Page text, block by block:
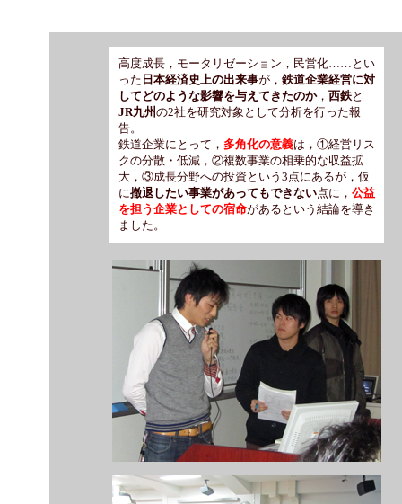
高度成長，モータリゼーション，民営化……とい
った 日本経済史上の出来事が， 鉄道企業経営に対
してどのような影響を与えてきたのか， 西鉄と
JR九州の2社を研究対象として分析を行った報
告。
鉄道企業にとって， 多角化の意義は，①経営リス
クの分散・低減，②複数事業の相乗的な収益拡
大，③成長分野への投資という3点にあるが，仮
に撤退したい事業があってもできない点に， 公益
を担う企業としての宿命があるという結論を導き
ました。